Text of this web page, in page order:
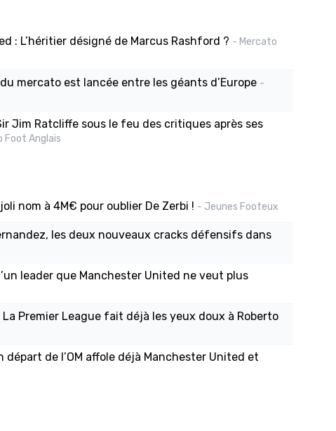
: L’héritier désigné de Marcus Rashford ? - Mercato
mercato est lancée entre les géants d’Europe -
Jim Ratcliffe sous le feu des critiques après ses
Foot Anglais
nom à 4M€ pour oublier De Zerbi ! - Jeunes Footeux
les deux nouveaux cracks défensifs dans
leader que Manchester United ne veut plus
Premier League fait déjà les yeux doux à Roberto
départ de l’OM affole déjà Manchester United et